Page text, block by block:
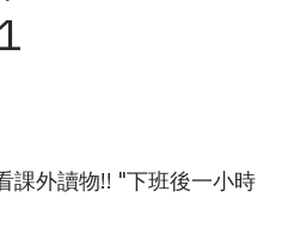
課外讀物!! "下班後一小時